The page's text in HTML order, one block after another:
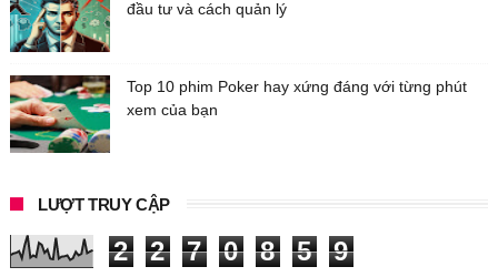
đầu tư và cách quản lý
Top 10 phim Poker hay xứng đáng với từng phút
xem của bạn
LƯỢT TRUY CẬP
2 2 7 0 8 5 9